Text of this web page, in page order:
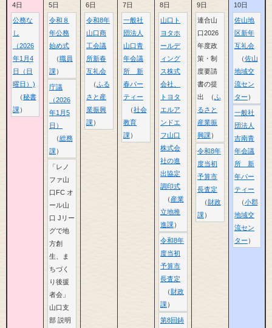
4日
公務な
し
（2026
年1月4
日（日
曜日）)
秘書
課
5日
令和８
年公務
始め式
職員
課
庁議
（2026
年1月5
日）
総務
課
「レノ
ファ山
口FC オ
ール山
口 Jリー
グで地
方創
生、ま
ちづく
り後援
者会」
山口支
部 説明
6日
令和8年
山口商
工会議
所新春
互礼会
ふる
さと産
業振興
課
7日
一般社
団法人
山口青
年会議
所 新
春パー
ティー
社会
教育
課
8日
山口ト
ヨタホ
ールデ
ィング
ス株式
会社、
トヨタ
エルア
ンドエ
フ山口
株式会
社の進
出協定
調印式
産業
立地推
進課
令和8年
度当初
予算市
長査定
財政
課
第8回鋳
9日
連合山
口2026
年度政
策・制
度要請
書の提
出
ふ
るさと
産業振
興課
令和8年
度当初
予算市
長査定
財政
課
10日
佐山地
区新年
互礼会
佐山
地域交
流セン
ター
一般社
団法人
吉南青
年会議
所 新
年パー
ティー
小郡
地域交
流セン
ター